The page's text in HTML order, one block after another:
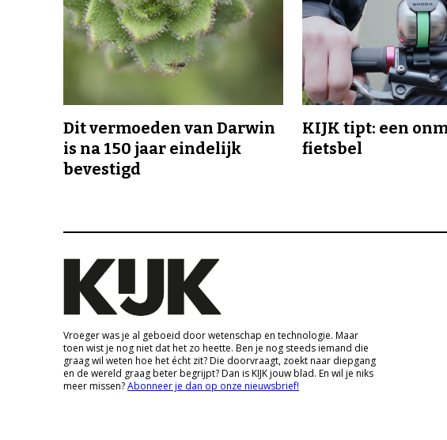
Dit vermoeden van Darwin
is na 150 jaar eindelijk
bevestigd
KIJK tipt: een
fietsbel
Vroeger was je al geboeid door wetenschap en technologie. Maar
toen wist je nog niet dat het zo heette. Ben je nog steeds iemand die
graag wil weten hoe het écht zit? Die doorvraagt, zoekt naar diepgang
en de wereld graag beter begrijpt? Dan is KIJK jouw blad. En wil je niks
meer missen?Abonneer je dan op onze nieuwsbrief!